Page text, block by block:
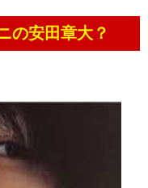
の安田章大？